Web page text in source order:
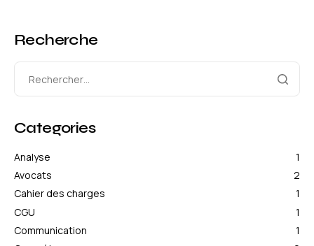
Recherche
Categories
Analyse
1
Avocats
2
Cahier des charges
1
CGU
1
Communication
1